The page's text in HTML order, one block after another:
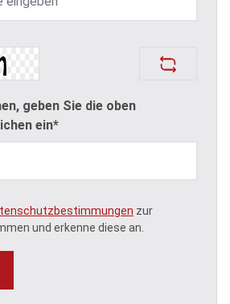
geben Sie die oben
ein*
zur
und erkenne diese an.